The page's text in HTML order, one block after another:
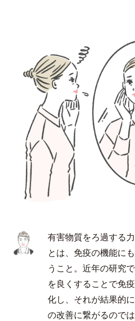
有害物質をろ過する
とは、免疫の機能に
うこと。近年の研究
を良くすることで免
化し、それが結果的
の改善に繋がるので